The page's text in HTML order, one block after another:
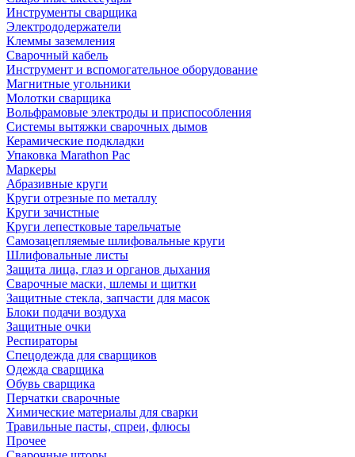
Инструменты сварщика
Электрододержатели
Клеммы заземления
Сварочный кабель
Инструмент и вспомогательное оборудование
Магнитные угольники
Молотки сварщика
Вольфрамовые электроды и приспособления
Системы вытяжки сварочных дымов
Керамические подкладки
Упаковка Marathon Pac
Маркеры
Абразивные круги
Круги отрезные по металлу
Круги зачистные
Круги лепестковые тарельчатые
Самозацепляемые шлифовальные круги
Шлифовальные листы
Защита лица, глаз и органов дыхания
Сварочные маски, шлемы и щитки
Защитные стекла, запчасти для масок
Блоки подачи воздуха
Защитные очки
Респираторы
Спецодежда для сварщиков
Одежда сварщика
Обувь сварщика
Перчатки сварочные
Химические материалы для сварки
Травильные пасты, спреи, флюсы
Прочее